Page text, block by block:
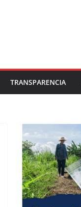
TRANSPARENCIA